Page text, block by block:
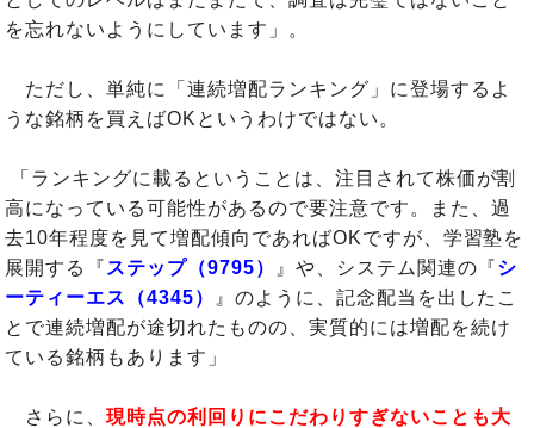
を忘れないようにしています」。
ただし、単純に「連続増配ランキング」に登場するよ
うな銘柄を買えばOKというわけではない。
「ランキングに載るということは、注目されて株価が割
高になっている可能性があるので要注意です。また、過
去10年程度を見て増配傾向であればOKですが、学習塾を
展開する『 ステップ（9795） 』や、システム関連の『シ
ーティーエス（4345）
』のように、記念配当を出したこ
とで連続増配が途切れたものの、実質的には増配を続け
ている銘柄もあります」
さらに、現時点の利回りにこだわりすぎないことも大